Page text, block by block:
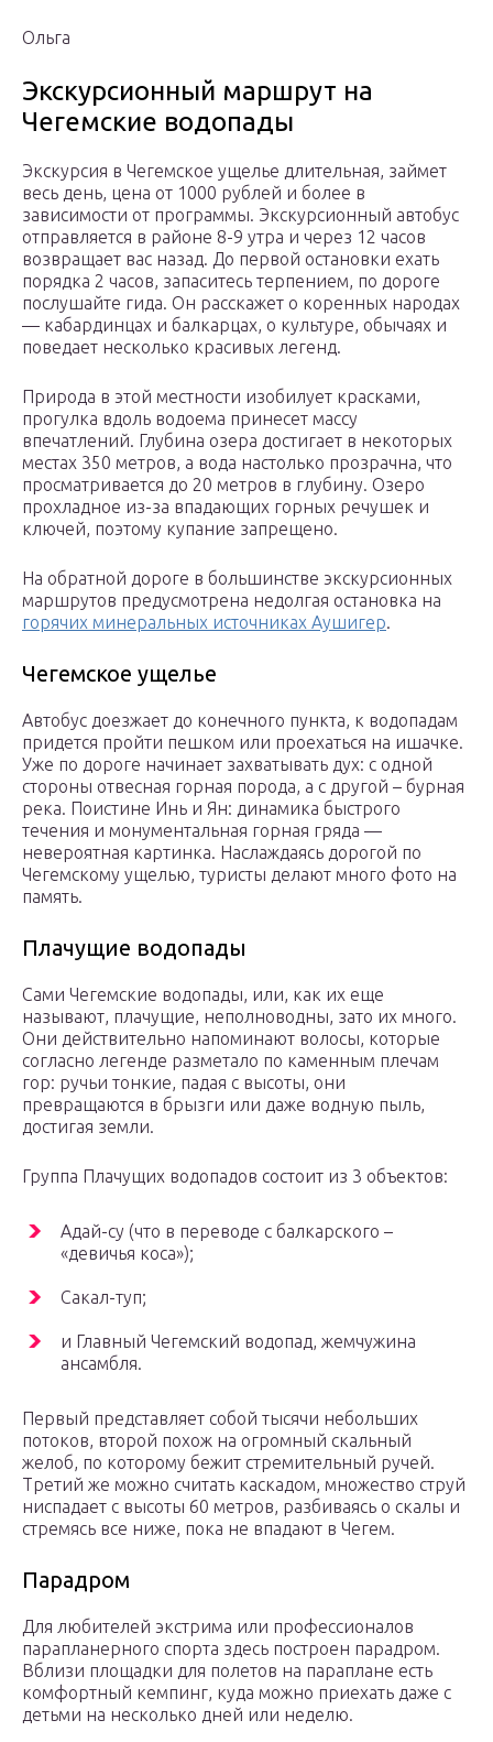
Ольга
Экскурсионный маршрут на
Чегемские водопады
Экскурсия в Чегемское ущелье длительная, займет
весь день, цена от 1000 рублей и более в
зависимости от программы. Экскурсионный автобус
отправляется в районе 8-9 утра и через 12 часов
возвращает вас назад. До первой остановки ехать
порядка 2 часов, запаситесь терпением, по дороге
послушайте гида. Он расскажет о коренных народах
— кабардинцах и балкарцах, о культуре, обычаях и
поведает несколько красивых легенд.
Природа в этой местности изобилует красками,
прогулка вдоль водоема принесет массу
впечатлений. Глубина озера достигает в некоторых
местах 350 метров, а вода настолько прозрачна, что
просматривается до 20 метров в глубину. Озеро
прохладное из-за впадающих горных речушек и
ключей, поэтому купание запрещено.
На обратной дороге в большинстве экскурсионных
маршрутов предусмотрена недолгая остановка на
горячих минеральных источниках Аушигер.
Чегемское ущелье
Автобус доезжает до конечного пункта, к водопадам
придется пройти пешком или проехаться на ишачке.
Уже по дороге начинает захватывать дух: с одной
стороны отвесная горная порода, а с другой – бурная
река. Поистине Инь и Ян: динамика быстрого
течения и монументальная горная гряда —
невероятная картинка. Наслаждаясь дорогой по
Чегемскому ущелью, туристы делают много фото на
память.
Плачущие водопады
Сами Чегемские водопады, или, как их еще
называют, плачущие, неполноводны, зато их много.
Они действительно напоминают волосы, которые
согласно легенде разметало по каменным плечам
гор: ручьи тонкие, падая с высоты, они
превращаются в брызги или даже водную пыль,
достигая земли.
Группа Плачущих водопадов состоит из 3 объектов:
Адай-су (что в переводе с балкарского –
«девичья коса»);
Сакал-туп;
и Главный Чегемский водопад, жемчужина
ансамбля.
Первый представляет собой тысячи небольших
потоков, второй похож на огромный скальный
желоб, по которому бежит стремительный ручей.
Третий же можно считать каскадом, множество струй
ниспадает с высоты 60 метров, разбиваясь о скалы и
стремясь все ниже, пока не впадают в Чегем.
Парадром
Для любителей экстрима или профессионалов
парапланерного спорта здесь построен парадром.
Вблизи площадки для полетов на параплане есть
комфортный кемпинг, куда можно приехать даже с
детьми на несколько дней или неделю.